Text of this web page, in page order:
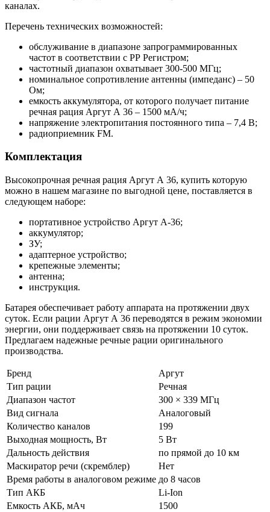
каналах.
Перечень технических возможностей:
обслуживание в диапазоне запрограммированных
частот в соответствии с РР Регистром;
частотный диапазон охватывает 300-500 МГц;
номинальное сопротивление антенны (импеданс) – 50
Ом;
емкость аккумулятора, от которого получает питание
речная рация Аргут А 36 – 1500 мА/ч;
напряжение электропитания постоянного типа – 7,4 В;
радиоприемник FM.
Комплектация
Высокопрочная речная рация Аргут А 36, купить которую
можно в нашем магазине по выгодной цене, поставляется в
следующем наборе:
портативное устройство Аргут А-36;
аккумулятор;
ЗУ;
адаптерное устройство;
крепежные элементы;
антенна;
инструкция.
Батарея обеспечивает работу аппарата на протяжении двух
суток. Если рации Аргут А 36 переводятся в режим экономии
энергии, они поддерживает связь на протяжении 10 суток.
Предлагаем надежные речные рации оригинального
производства.
Бренд
Аргут
Тип рации
Речная
Диапазон частот
300 × 339 МГц
Вид сигнала
Аналоговый
Количество каналов
199
Выходная мощность, Вт
5 Вт
Дальность действия
по прямой до 10 км
Маскиратор речи (скремблер)
Нет
Время работы в аналоговом режиме до 8 часов
Тип АКБ
Li-Ion
Емкость АКБ, мАч
1500